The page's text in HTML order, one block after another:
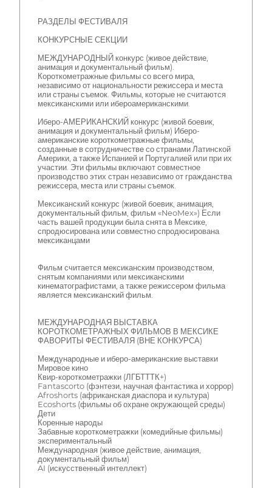
РАЗДЕЛЫ ФЕСТИВАЛЯ
КОНКУРСНЫЕ СЕКЦИИ
МЕЖДУНАРОДНЫЙ конкурс (живое действие,
анимация и документальный фильм).
Короткометражные фильмы со всего мира,
независимо от национальности режиссера и места
или страны съемок. Фильмы, которые не считаются
мексиканскими или ибероамериканскими.
Иберо-АМЕРИКАНСКИЙ конкурс (живой боевик,
анимация и документальный фильм) Иберо-
американские короткометражные фильмы,
созданные в сотрудничестве со странами Латинской
Америки, а также Испанией и Португалией или при их
участии. Эти фильмы включают совместное
производство этих стран независимо от гражданства
режиссера, места или страны съемок.
Мексиканский конкурс (живой боевик, анимация,
документальный фильм, фильм «NeoMex») Если
часть вашей продукции была снята в Мексике,
спродюсирована или совместно спродюсирована
мексиканцами
Фильм считается мексиканским производством,
снятым компаниями или мексиканскими
кинематографистами, а также режиссером фильма
является мексиканский фильм.
МЕЖДУНАРОДНАЯ ВЫСТАВКА
КОРОТКОМЕТРАЖНЫХ ФИЛЬМОВ В МЕКСИКЕ
ФАВОРИТЫ ФЕСТИВАЛЯ (ВНЕ КОНКУРСА)
Международные и иберо-американские выставки
Мировое кино
Квир-короткометражки (ЛГБТТТК+)
Fantascorto (фэнтези, научная фантастика и хоррор)
Afroshorts (африканская диаспора и культура)
Ecoshorts (фильмы об охране окружающей среды)
Дети
Коренные народы
Забавные короткометражки (комедийные фильмы)
экспериментальный
Международная (живое действие, анимация,
документальный фильм)
AI (искусственный интеллект)